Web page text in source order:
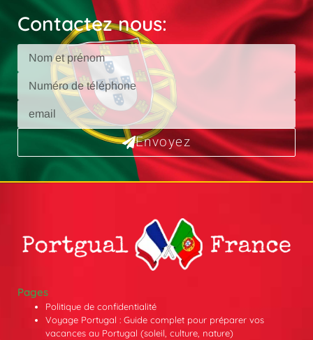
Contactez nous:
Envoyez
Pages
Politique de confidentialité
Voyage Portugal : Guide complet pour préparer vos
vacances au Portugal (soleil, culture, nature)